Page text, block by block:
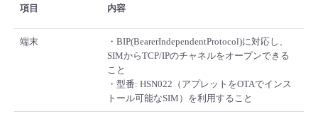
項目 内容
端末
・BIP(BearerIndependentProtocol)に対応し、
SIMからTCP/IPのチャネルをオープンできる
こと
・型番: HSN022（アプレットをOTAでインス
トール可能なSIM）を利用すること